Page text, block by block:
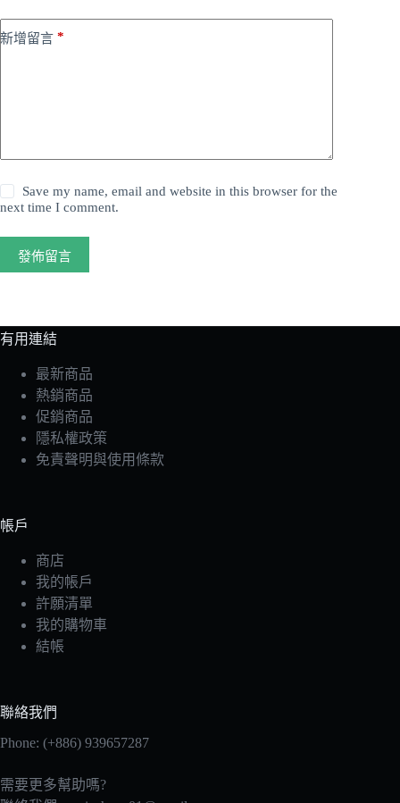
新增留言 *
Save my name, email and website in this browser for the
next time I comment.
發佈留言
有用連結
最新商品
熱銷商品
促銷商品
隱私權政策
免責聲明與使用條款
帳戶
商店
我的帳戶
許願清單
我的購物車
結帳
聯絡我們
Phone: (+886) 939657287
需要更多幫助嗎?